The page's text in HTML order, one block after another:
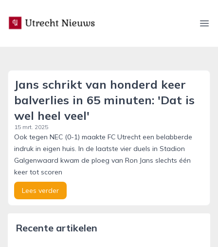
utrecht-nieuws.nl
Jans schrikt van honderd keer
balverlies in 65 minuten: 'Dat is
wel heel veel'
15 mrt. 2025
Ook tegen NEC (0-1) maakte FC Utrecht een belabberde
indruk in eigen huis. In de laatste vier duels in Stadion
Galgenwaard kwam de ploeg van Ron Jans slechts één
keer tot scoren
Lees verder
Recente artikelen